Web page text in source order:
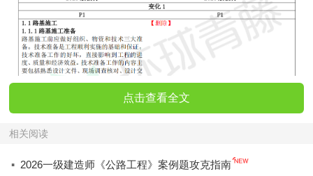
点击查看全文
相关阅读
· 2026一级建造师《公路工程》案例题攻克指南